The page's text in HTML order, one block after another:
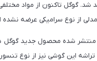
شد. گوگل تاکنون از مواد
از نوع سرامیکی عرضه